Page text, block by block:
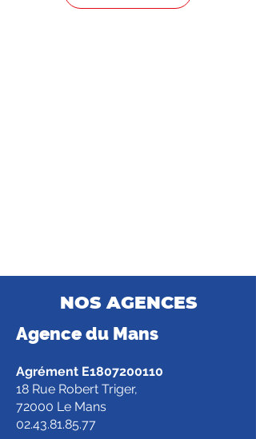
NOS AGENCES
Agence du Mans
Agrément E1807200110
18 Rue Robert Triger,
72000 Le Mans
02.43.81.85.77